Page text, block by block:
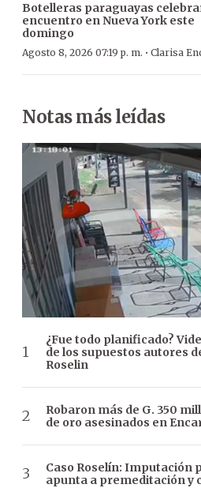
Botelleras paraguayas
encuentro en Nueva York este
domingo
Agosto 8, 2026 07:19 p. m. · Clarisa
Notas más leídas
¿Fue todo planificado?
de los supuestos autores
Roselin
Robaron más de G. 350
de oro asesinados en
Caso Roselín: Imputación
apunta a premeditación y